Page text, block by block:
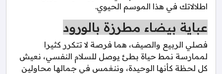
اطلالاتك في هذا الموسم الحيوي.
عباية بيضاء مطرزة بالورود
فصلي الربيع والصيف، هما فرصة لا تتكرر كثيرا
لممارسة نمط حياة بطئ يوصل للسلام النفسي، نعيش
كل لحظة كأنها الوحيدة، وننغمس في جمالها محاولين